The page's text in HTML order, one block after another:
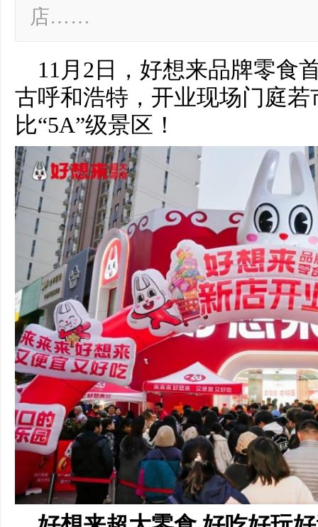
店……
11月2日，好想来品牌零食
古呼和浩特，开业现场门庭
比“5A”级景区！